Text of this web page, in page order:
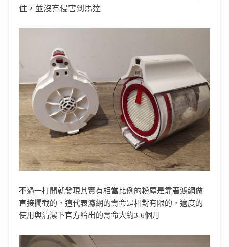
住，並沒有侵害到馬達
不過一打開就發現其實有相當比例的粉塵是靠著濾網做
直接攔截的，這代表濾網的壽命是相對有限的，適度的
使用與清潔下官方給出的壽命大約3-6個月